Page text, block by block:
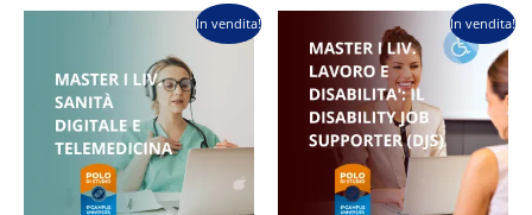
In vendita!
originale
era:
€2.800,00.
prezzo
attuale
è:
€1.700,00.
In vendita!
prezzo
originale
era:
€3.250,00.
prezzo
attuale
è:
€2.600,00.